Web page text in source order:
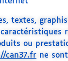
textes,
ou
can37.fr ne